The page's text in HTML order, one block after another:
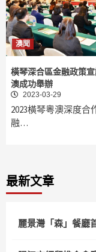
澳聞
橫琴深合區金融政策
澳成功舉辦
2023-03-29
2023橫琴粵澳深度合
融…
最新文章
麗景灣「森」餐廳